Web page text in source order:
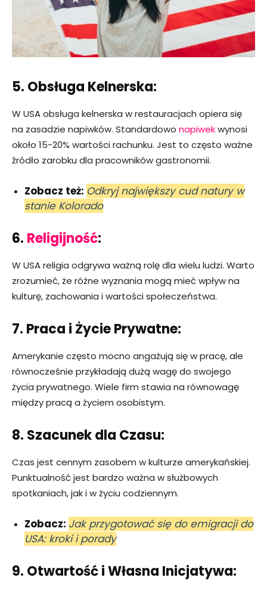
5. Obsługa Kelnerska:
W USA obsługa kelnerska w restauracjach opiera się
na zasadzie napiwków. Standardowo napiwekwynosi
około 15-20% wartości rachunku. Jest to często ważne
źródło zarobku dla pracowników gastronomii.
Zobacz też: Odkryj największy cud natury w
stanie Kolorado
6. Religijność:
W USA religia odgrywa ważną rolę dla wielu ludzi. Warto
zrozumieć, że różne wyznania mogą mieć wpływ na
kulturę, zachowania i wartości społeczeństwa.
7. Praca i Życie Prywatne:
Amerykanie często mocno angażują się w pracę, ale
równocześnie przykładają dużą wagę do swojego
życia prywatnego. Wiele firm stawia na równowagę
między pracą a życiem osobistym.
8. Szacunek dla Czasu:
Czas jest cennym zasobem w kulturze amerykańskiej.
Punktualność jest bardzo ważna w służbowych
spotkaniach, jak i w życiu codziennym.
Zobacz: Jak przygotować się do emigracji do
USA: kroki i porady
9. Otwartość i Własna Inicjatywa: